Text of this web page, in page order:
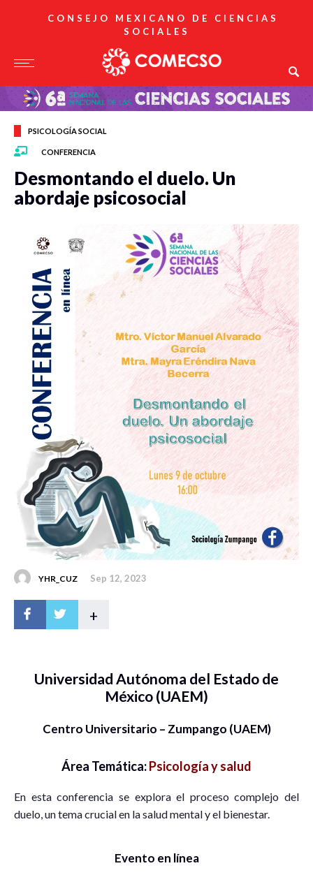
CONSEJO MEXICANO DE CIENCIAS
SOCIALES
PSICOLOGÍA SOCIAL
CONFERENCIA
Desmontando el duelo. Un
abordaje psicosocial
YHR_CUZ Sep 12, 2023
+
Universidad Autónoma del Estado de
México (UAEM)
Centro Universitario – Zumpango (UAEM)
Área Temática:Psicología y salud
En esta conferencia se explora el proceso complejo del
duelo, un tema crucial en la salud mental y el bienestar.
Evento en línea